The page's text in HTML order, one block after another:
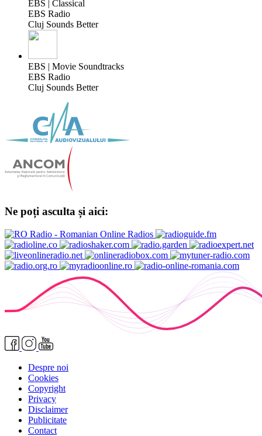
EBS | Classical
EBS Radio
Cluj Sounds Better
EBS | Movie Soundtracks
EBS Radio
Cluj Sounds Better
Ne poți asculta și aici:
Despre noi
Cookies
Copyright
Privacy
Disclaimer
Publicitate
Contact